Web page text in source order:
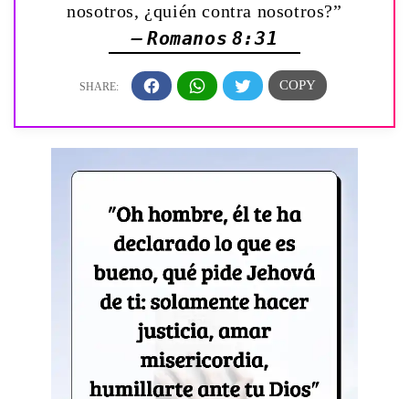
nosotros, ¿quién contra nosotros?”
— Romanos 8:31